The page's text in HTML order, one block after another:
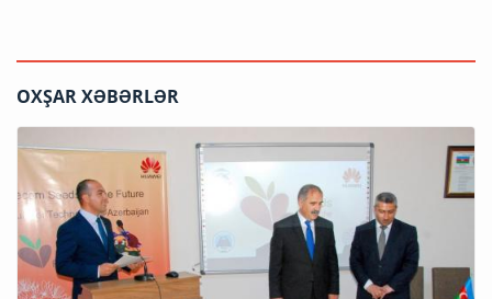
OXŞAR XƏBƏRLƏR